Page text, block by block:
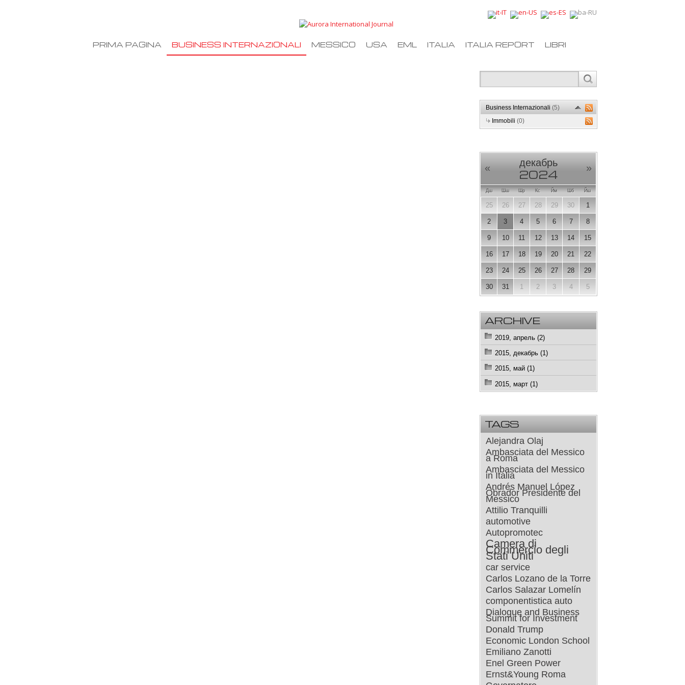
PRIMA PAGINA BUSINESS INTERNAZIONALI MESSICO USA EML ITALIA ITALIA REPORT LIBRI
Business Internazionali(5)
Immobili(0)
«
декабрь
2024
»
Дш Шш Шр Кс Йм Шб Йш
25 26 27 28 29 30 1
2 3 4 5 6 7 8
9 10 11 12 13 14 15
16 17 18 19 20 21 22
23 24 25 26 27 28 29
30 31 1 2 3 4 5
ARCHIVE
2019, апрель (2)
2015, декабрь (1)
2015, май (1)
2015, март (1)
TAGS
Alejandra Olaj
Ambasciata del Messico
a Roma
Ambasciata del Messico
in Italia
Andrés Manuel López
Obrador Presidente del
Messico
Attilio Tranquilli
automotive
Autopromotec
Camera di
Commercio degli
Stati Uniti
car service
Carlos Lozano de la Torre
Carlos Salazar Lomelín
componentistica auto
Dialogue and Business
Summit for Investment
Donald Trump
Economic London School
Emiliano Zanotti
Enel Green Power
Ernst&Young Roma